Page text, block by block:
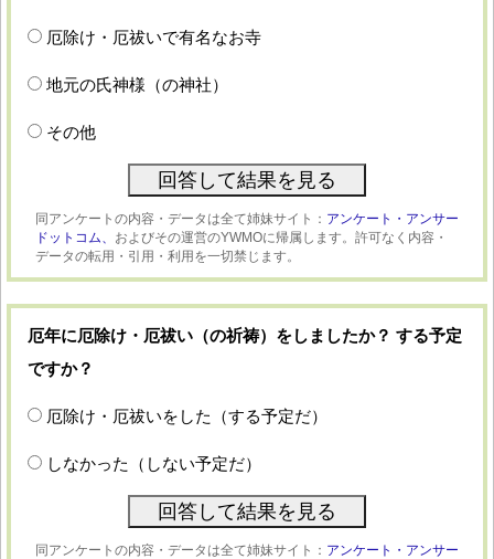
厄除け・厄祓いで有名なお寺
地元の氏神様（の神社）
その他
同アンケートの内容・データは全て姉妹サイト： アンケート・アンサー
ドットコム、 およびその運営のYWMOに帰属します。許可なく内容・
データの転用・引用・利用を一切禁じます。
厄年に厄除け・厄祓い（の祈祷）をしましたか？ する予定
ですか？
厄除け・厄祓いをした（する予定だ）
しなかった（しない予定だ）
同アンケートの内容・データは全て姉妹サイト： アンケート・アンサー